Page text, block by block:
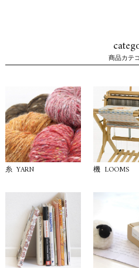
商品カテ
糸 YARN 機 LOOMS